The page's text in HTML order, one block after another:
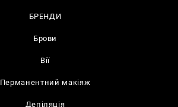
БРЕНДИ
Брови
Вії
Перманентний макіяж
Депіляція